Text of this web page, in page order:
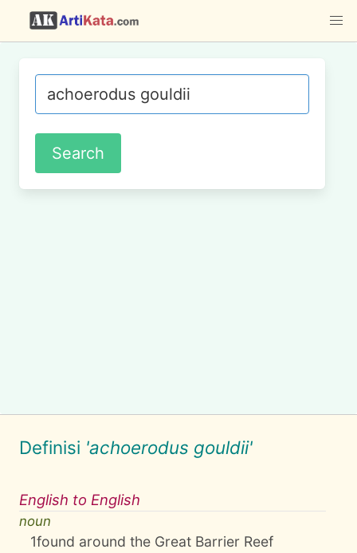
Definisi 'achoerodus gouldii'
English to English
noun
1found around the Great Barrier Reef